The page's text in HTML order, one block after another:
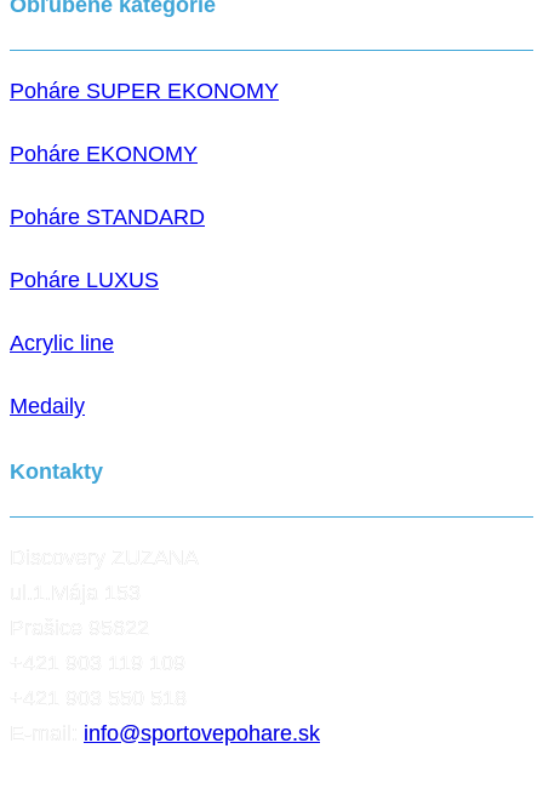
Poháre SUPER EKONOMY
Poháre EKONOMY
Poháre STANDARD
Poháre LUXUS
Acrylic line
Medaily
Kontakty
info@sportovepohare.sk